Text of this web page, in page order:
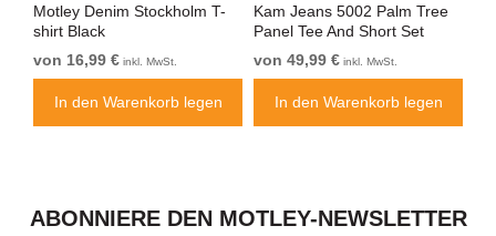
Motley Denim Stockholm T-
shirt Black
von 16,99 € inkl. MwSt.
In den Warenkorb legen
Kam Jeans 5002 Palm Tree
Panel Tee And Short Set
Electric Blue
von 49,99 € inkl. MwSt.
In den Warenkorb legen
ABONNIERE DEN MOTLEY-NEWSLETTER